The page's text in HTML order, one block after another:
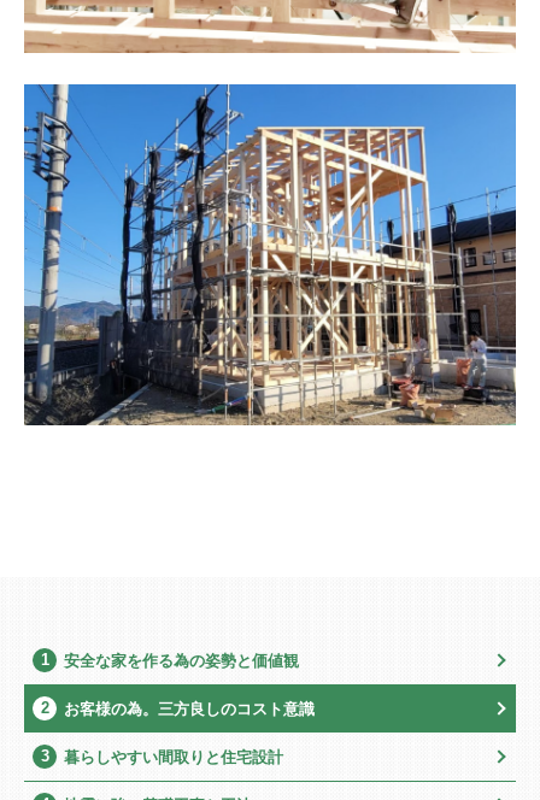
1 安全な家を作る為の姿勢と価値観
2 お客様の為。三方良しのコスト意識
3 暮らしやすい間取りと住宅設計